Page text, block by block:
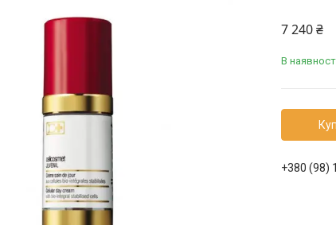
7 240 ₴
В
+380 (98)